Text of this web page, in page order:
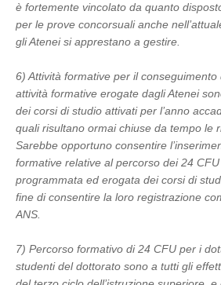
è fortemente vincolato da quanto
per le prove concorsuali anche
gli Atenei si apprestano a gestire.
6) Attività formative per il
attività formative erogate dagli Atenei
dei corsi di studio attivati per l’anno
quali risultano ormai chiuse da tempo le
Sarebbe opportuno consentire
formative relative al percorso dei 24 CFU
programmata ed erogata dei corsi di
fine di consentire la loro registrazione
ANS.
7) Percorso formativo di 24 CFU per i
studenti del dottorato sono a tutti gli